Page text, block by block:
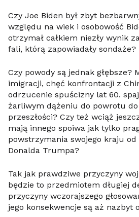
Czy Joe Biden był zbyt
względu na wiek i osobowość
otrzymał całkiem niezły wynik
fali, którą zapowiadały sondaże?
Czy powody są jednak głębsze?
imigracji, chęć konfrontacji z
odrzucenie spuścizny lat 60.
żarliwym dążeniu do powrotu
przeszłości? Czy też wciąż
mają innego spoiwa jak tylko
powstrzymania swojego kraju
Donalda Trumpa?
Tak jak prawdziwe przyczyny
będzie to przedmiotem długiej
przyczyny wczorajszego
jego konsekwencje są aż nazbyt